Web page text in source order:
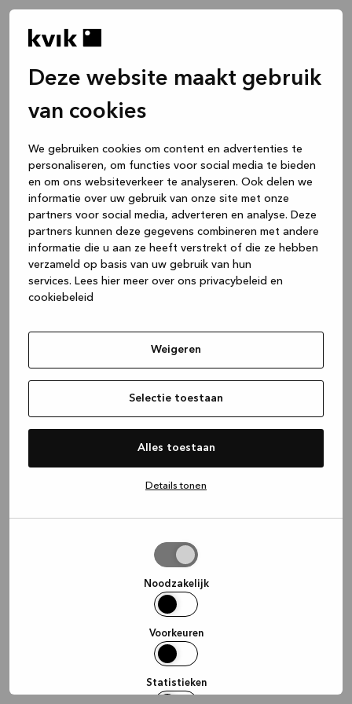
Deze website maakt gebruik
van cookies
We gebruiken cookies om content en advertenties te
personaliseren, om functies voor social media te bieden
en om ons websiteverkeer te analyseren. Ook delen we
informatie over uw gebruik van onze site met onze
partners voor social media, adverteren en analyse. Deze
partners kunnen deze gegevens combineren met andere
informatie die u aan ze heeft verstrekt of die ze hebben
verzameld op basis van uw gebruik van hun
services. Lees hier meer over ons privacybeleid en
cookiebeleid
Weigeren
Selectie toestaan
Alles toestaan
Details tonen
Noodzakelijk
Voorkeuren
Statistieken
(see the browser console for more
information).